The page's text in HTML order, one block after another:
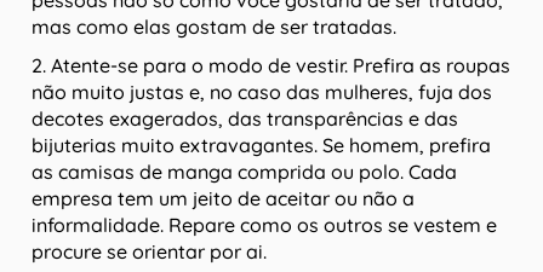
mas como elas gostam de ser tratadas.
2. Atente-se para o modo de vestir. Prefira as roupas
não muito justas e, no caso das mulheres, fuja dos
decotes exagerados, das transparências e das
bijuterias muito extravagantes. Se homem, prefira
as camisas de manga comprida ou polo. Cada
empresa tem um jeito de aceitar ou não a
informalidade. Repare como os outros se vestem e
procure se orientar por ai.